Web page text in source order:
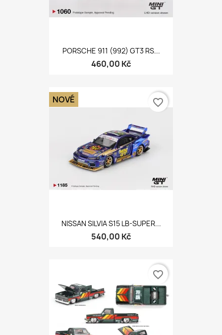
PORSCHE 911 (992) GT3 RS...
460,00 Kč
NISSAN SILVIA S15 LB-SUPER...
540,00 Kč
NOVÉ favorite_border
favorite_border